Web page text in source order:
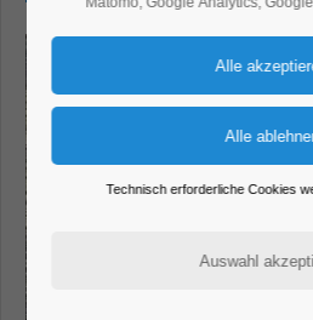
Technisch erforderliche Cookies